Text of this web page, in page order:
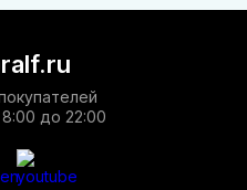
до 22:00